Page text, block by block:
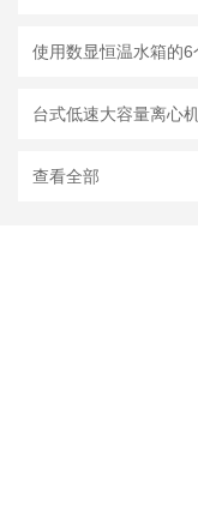
台式低速大容量离心
查看全部